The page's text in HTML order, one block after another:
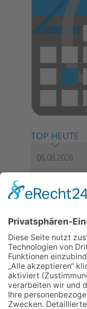
TOP HEUTE
06.08.2026
06.08.2026
06.08.2026
06.08.2026